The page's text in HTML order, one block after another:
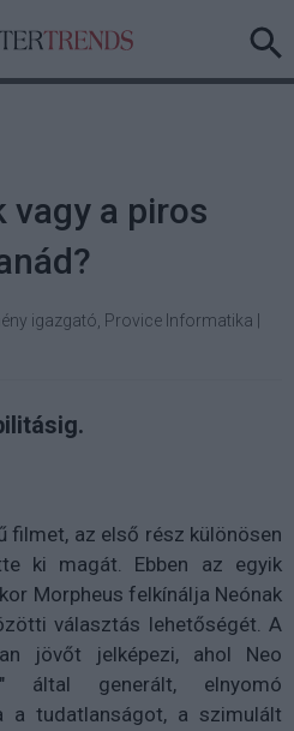
vagy a piros
igazgató, Provice Informatika
filmet, az első rész különösen
ki magát. Ebben az egyik
Morpheus felkínálja Neónak
választás lehetőségét. A
jövőt jelképezi, ahol Neo
által generált, elnyomó
a tudatlanságot, a szimulált